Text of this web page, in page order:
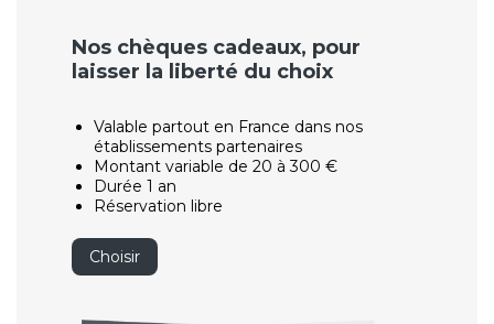
Nos chèques cadeaux, pour
laisser la liberté du choix
Valable partout en France dans nos
établissements partenaires
Montant variable de 20 à 300 €
Durée 1 an
Réservation libre
Choisir